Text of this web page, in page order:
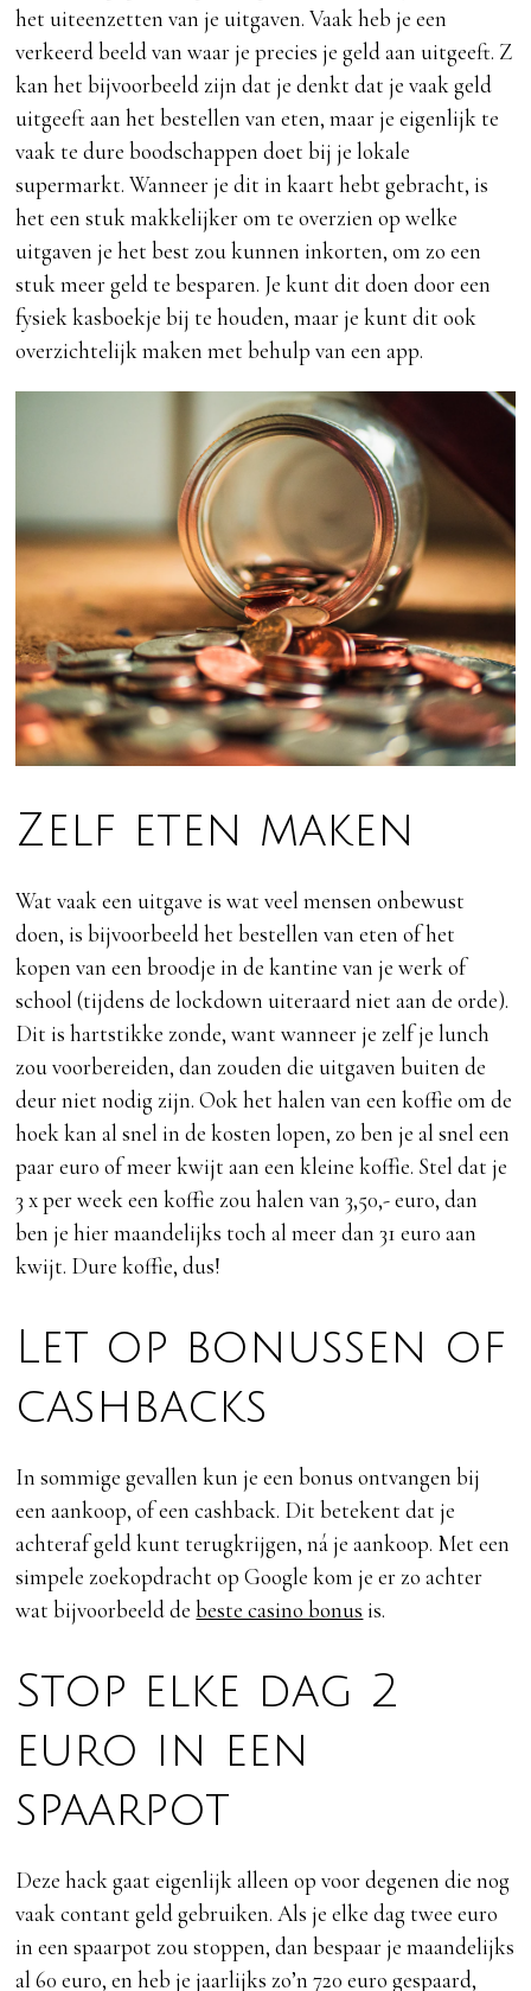
het uiteenzetten van je uitgaven. Vaak heb je een
verkeerd beeld van waar je precies je geld aan uitgeeft. Z
kan het bijvoorbeeld zijn dat je denkt dat je vaak geld
uitgeeft aan het bestellen van eten, maar je eigenlijk te
vaak te dure boodschappen doet bij je lokale
supermarkt. Wanneer je dit in kaart hebt gebracht, is
het een stuk makkelijker om te overzien op welke
uitgaven je het best zou kunnen inkorten, om zo een
stuk meer geld te besparen. Je kunt dit doen door een
fysiek kasboekje bij te houden, maar je kunt dit ook
overzichtelijk maken met behulp van een app.
Zelf eten maken
Wat vaak een uitgave is wat veel mensen onbewust
doen, is bijvoorbeeld het bestellen van eten of het
kopen van een broodje in de kantine van je werk of
school (tijdens de lockdown uiteraard niet aan de orde).
Dit is hartstikke zonde, want wanneer je zelf je lunch
zou voorbereiden, dan zouden die uitgaven buiten de
deur niet nodig zijn. Ook het halen van een koffie om de
hoek kan al snel in de kosten lopen, zo ben je al snel een
paar euro of meer kwijt aan een kleine koffie. Stel dat je
3 x per week een koffie zou halen van 3,50,- euro, dan
ben je hier maandelijks toch al meer dan 31 euro aan
kwijt. Dure koffie, dus!
Let op bonussen of
cashbacks
In sommige gevallen kun je een bonus ontvangen bij
een aankoop, of een cashback. Dit betekent dat je
achteraf geld kunt terugkrijgen, ná je aankoop. Met een
simpele zoekopdracht op Google kom je er zo achter
wat bijvoorbeeld debeste casino bonus is.
Stop elke dag 2
euro in een
spaarpot
Deze hack gaat eigenlijk alleen op voor degenen die nog
vaak contant geld gebruiken. Als je elke dag twee euro
in een spaarpot zou stoppen, dan bespaar je maandelijks
al 60 euro, en heb je jaarlijks zo’n 720 euro gespaard,